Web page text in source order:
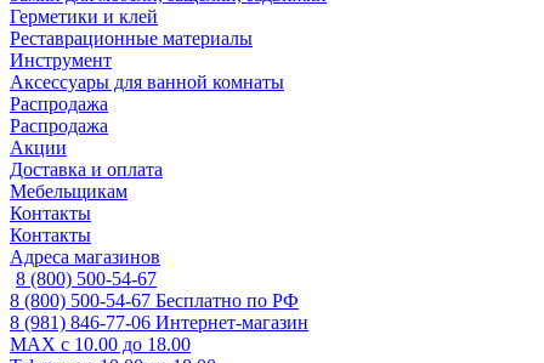
Герметики и клей
Реставрационные материалы
Инструмент
Аксессуары для ванной комнаты
Распродажа
Распродажа
Акции
Доставка и оплата
Мебельщикам
Контакты
Контакты
Адреса магазинов
8 (800) 500-54-67
8 (800) 500-54-67 Бесплатно по РФ
8 (981) 846-77-06 Интернет-магазин
MAX с 10.00 до 18.00